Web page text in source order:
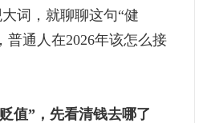
词，就聊聊这句“健
普通人在2026年该怎么接
值”，先看清钱去哪了